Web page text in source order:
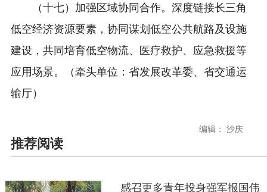
（十七）加强区域协同合作。深度链接长三角
低空经济资源要素，协同谋划低空公共航路及设施
建设，共同培育低空物流、医疗救护、应急救援等
应用场景。（牵头单位：省发展改革委、省交通运
输厅）
编辑： 沙庆
推荐阅读
感召更多青年投身强军报国伟